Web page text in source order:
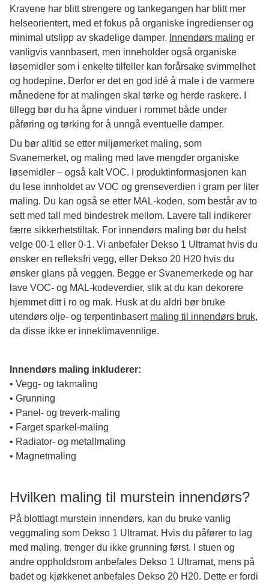
Kravene har blitt strengere og tankegangen har blitt mer
helseorientert, med et fokus på organiske ingredienser og
minimal utslipp av skadelige damper. Innendørs maling er
vanligvis vannbasert, men inneholder også organiske
løsemidler som i enkelte tilfeller kan forårsake svimmelhet
og hodepine. Derfor er det en god idé å male i de varmere
månedene for at malingen skal tørke og herde raskere. I
tillegg bør du ha åpne vinduer i rommet både under
påføring og tørking for å unngå eventuelle damper.
Du bør alltid se etter miljømerket maling, som
Svanemerket, og maling med lave mengder organiske
løsemidler – også kalt VOC. I produktinformasjonen kan
du lese innholdet av VOC og grenseverdien i gram per liter
maling. Du kan også se etter MAL-koden, som består av to
sett med tall med bindestrek mellom. Lavere tall indikerer
færre sikkerhetstiltak. For innendørs maling bør du helst
velge 00-1 eller 0-1. Vi anbefaler Dekso 1 Ultramat hvis du
ønsker en refleksfri vegg, eller Dekso 20 H20 hvis du
ønsker glans på veggen. Begge er Svanemerkede og har
lave VOC- og MAL-kodeverdier, slik at du kan dekorere
hjemmet ditt i ro og mak. Husk at du aldri bør bruke
utendørs olje- og terpentinbasert maling til innendørs bruk,
da disse ikke er inneklimavennlige.
Innendørs maling inkluderer:
• Vegg- og takmaling
• Grunning
• Panel- og treverk-maling
• Farget sparkel-maling
• Radiator- og metallmaling
• Magnetmaling
Hvilken maling til murstein innendørs?
På blottlagt murstein innendørs, kan du bruke vanlig
veggmaling som Dekso 1 Ultramat. Hvis du påfører to lag
med maling, trenger du ikke grunning først. I stuen og
andre oppholdsrom anbefales Dekso 1 Ultramat, mens på
badet og kjøkkenet anbefales Dekso 20 H20. Dette er fordi